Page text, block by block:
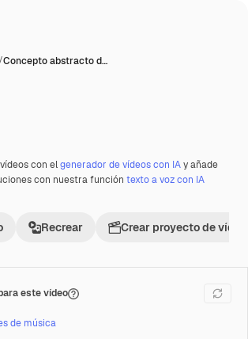
/Concepto abstracto d…
con elgenerador de vídeos con IAy añade
con nuestra función texto a voz con IA
Recrear Crear proyecto de vídeo
este vídeo
de música